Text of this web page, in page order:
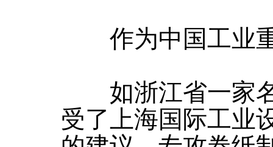
作为中国工业重
如浙江省一家名
受了上海国际工业